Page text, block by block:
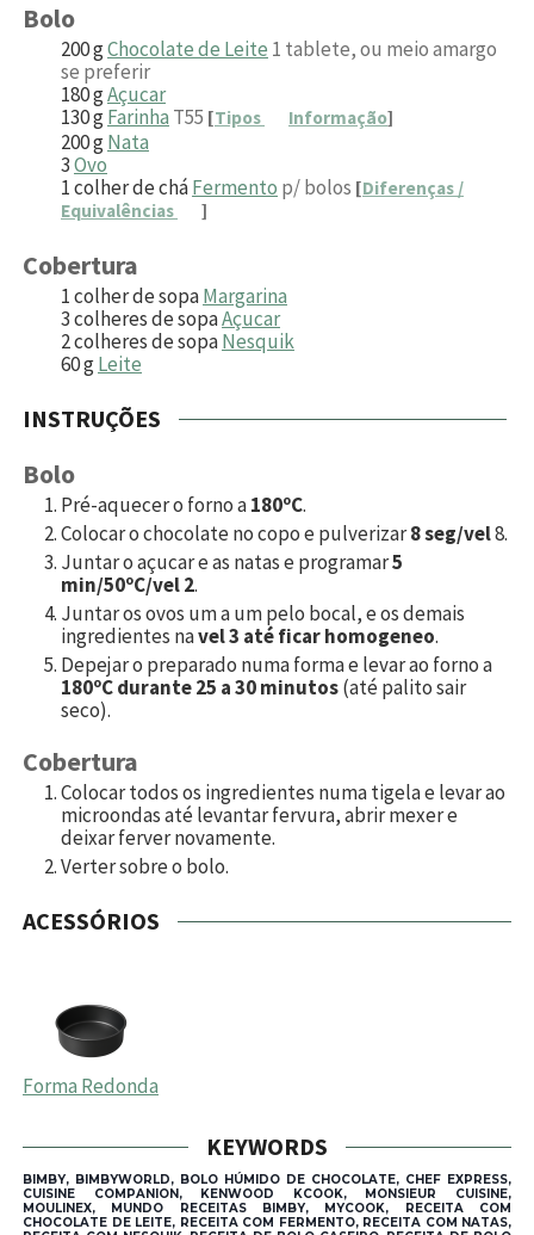
Bolo
200gChocolate de Leite 1 tablete, ou meio amargo
se preferir
180gAçucar
130gFarinha T55 [Tipos Informação]
200gNata
3Ovo
1colher de cháFermento p/ bolos [Diferenças /
Equivalências
]
Cobertura
1colher de sopaMargarina
3colheres de sopaAçucar
2colheres de sopaNesquik
60gLeite
INSTRUÇÕES
Bolo
Pré-aquecer o forno a180ºC.
Colocar o chocolate no copo e pulverizar8 seg/vel8.
Juntar o açucar e as natas e programar5
min/50ºC/vel 2.
Juntar os ovos um a um pelo bocal, e os demais
ingredientes navel 3 até ficar homogeneo.
Depejar o preparado numa forma e levar ao forno a
180ºC durante 25 a 30 minutos(até palito sair
seco).
Cobertura
Colocar todos os ingredientes numa tigela e levar ao
microondas até levantar fervura, abrir mexer e
deixar ferver novamente.
Verter sobre o bolo.
ACESSÓRIOS
Forma Redonda
KEYWORDS
BIMBY, BIMBYWORLD, BOLO HÚMIDO DE CHOCOLATE, CHEF EXPRESS,
CUISINE COMPANION, KENWOOD KCOOK, MONSIEUR CUISINE,
MOULINEX, MUNDO RECEITAS BIMBY, MYCOOK, RECEITA COM
CHOCOLATE DE LEITE, RECEITA COM FERMENTO, RECEITA COM NATAS,